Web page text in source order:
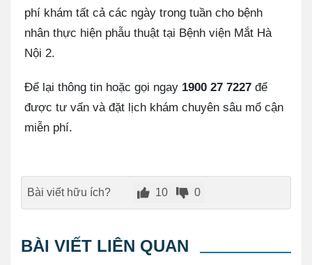
phí khám tất cả các ngày trong tuần cho bệnh
nhân thực hiện phẫu thuật tại Bệnh viện Mắt Hà
Nội 2.
Để lại thông tin hoặc gọi ngay 1900 27 7227 để
được tư vấn và đặt lịch khám chuyên sâu mổ cận
miễn phí.
Bài viết hữu ích? 10 0
BÀI VIẾT LIÊN QUAN